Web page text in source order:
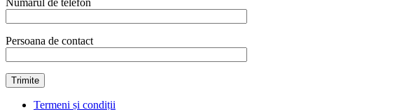
Persoana de contact
Termeni și condiții